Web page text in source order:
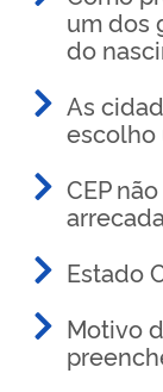
um dos
do
As
escolho
CEP
Estado
Motivo